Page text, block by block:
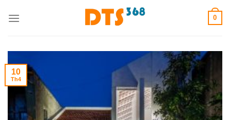
0
10
Th4